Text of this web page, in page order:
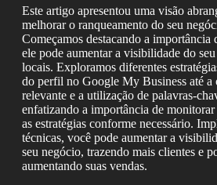
Este artigo apresentou uma visão
melhorar o ranqueamento do seu
Começamos destacando a
ele pode aumentar a visibilidade do
locais. Exploramos diferentes
do perfil no Google My Business até a
relevante e a utilização de palavras-
enfatizando a importância de monitorar
as estratégias conforme necessário.
técnicas, você pode aumentar a
seu negócio, trazendo mais clientes e
aumentando suas vendas.